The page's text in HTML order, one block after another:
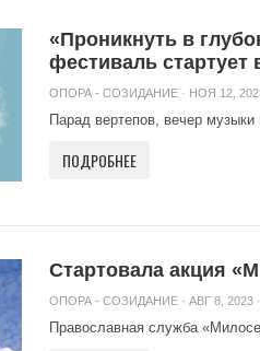
«Проникнуть в
фестиваль стартует
ОПОРА - СОЗИДАНИЕ · НОЯ 12,
Парад вертепов, вечер
ПОДРОБНЕЕ
Стартовала акция
ОПОРА - СОЗИДАНИЕ · АВГ 8, 2023 ·
Православная служба